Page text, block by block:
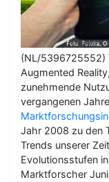
(NL/5396725552)
Augmented
zunehmende
vergangenen
Jahr 2008 zu den
Trends unserer
Evolutionsstufen
Marktforscher